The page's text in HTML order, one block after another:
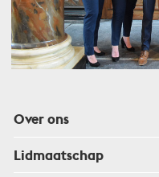
Over ons
Lidmaatschap